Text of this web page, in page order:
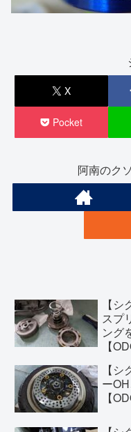
X
Pocket
阿南のク
【
スプ
ング
【
【
ー
【